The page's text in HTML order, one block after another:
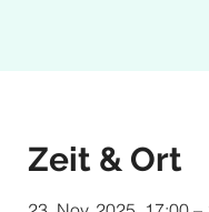
Zeit & Ort